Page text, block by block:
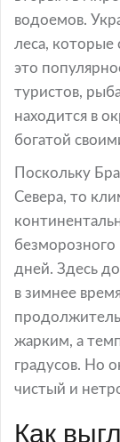
водоемов.
леса, которые
это
туристов,
находится в
богатой
Поскольку
Севера, то
безморозного
дней. Здесь
в зимнее
жарким, а
градусов. Но
чистый и
Как